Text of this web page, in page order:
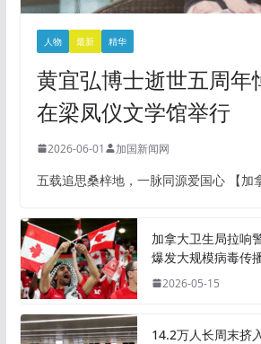
人物 最新 精华
黄宜弘博士逝世五周年
在梁凤仪文学馆举行
2026-06-01 加国新闻网
五载追思桑梓地，一脉同源爱国心 【加
加拿大卫生局拉响
爆发大规模病毒传
2026-05-15
14.2万人长周末挤